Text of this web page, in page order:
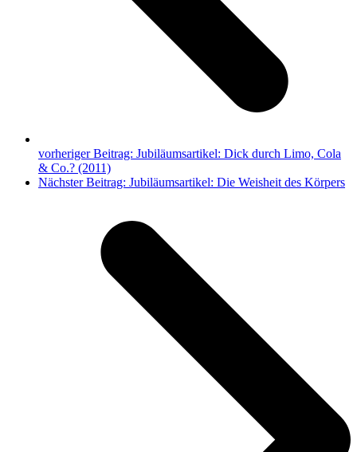
vorheriger Beitrag: Jubiläumsartikel: Dick durch Limo, Cola
& Co.? (2011)
Nächster Beitrag: Jubiläumsartikel: Die Weisheit des Körpers